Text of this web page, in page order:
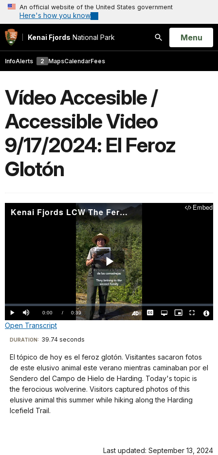
An official website of the United States government
Here's how you know
Kenai Fjords National Park
Search
Open
Menu
InfoAlerts 2 MapsCalendarFees
Vídeo Accesible /
Accessible Video
9/17/2024: El Feroz
Glotón
Kenai Fjords LCW The Ferocious Wolverine Embed
Play
Video
Play Mute Current
TimeÂ
0:00 / DurationÂ
0:39
Loaded:
0.00%
CaptionsOpen
quality
Picture-
in-
Fullscreen
Open Transcript
Transcript
¿Sabías
que
los
glotónes
han
Visit
our
keyboard
shortcuts
docs
for
details
DURATION: 39.74 seconds
El tópico de hoy es el feroz glotón. Visitantes sacaron fotos
de este elusivo animal este verano mientras caminaban por el
Sendero del Campo de Hielo de Harding. Today's topic is
the ferocious wolverine. Visitors captured photos of this
elusive animal this summer while hiking along the Harding
Icefield Trail.
Last updated: September 13, 2024